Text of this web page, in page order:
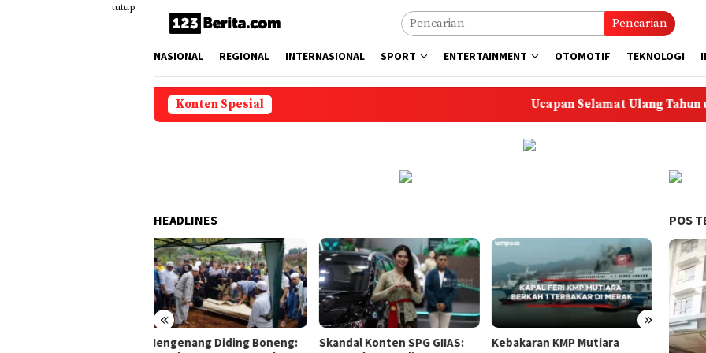
tutup
Pencarian
NASIONAL REGIONAL INTERNASIONAL SPORT ENTERTAINMENT OTOMOTIF TEKNOLOGI
Konten Spesial Ucapan Selamat Ulang Tahun untuk
HEADLINES
« »
Skandal Konten SPG GIIAS:
Kebakaran KMP Mutiara
Tragedi KMP Mutiara Sentosa
POS